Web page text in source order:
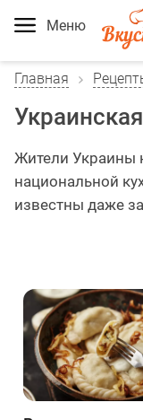
Меню
Главная
Жители Украины
национальной
известны даже